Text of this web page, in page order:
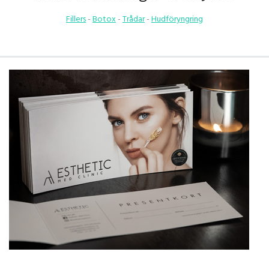
Fillers-Botox-Trådar-Hudföryngring